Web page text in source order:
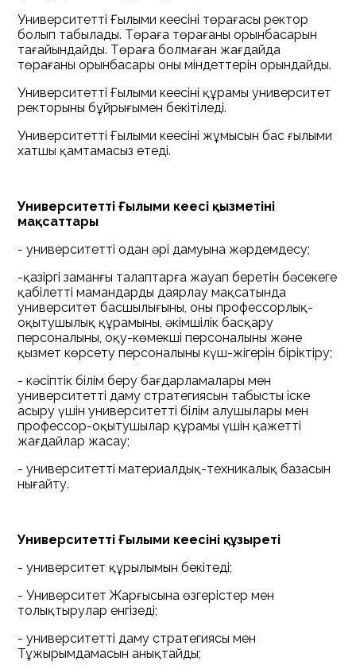
Университеттің Ғылыми кеңесінің төрағасы ректор
болып табылады. Төраға төрағаның орынбасарын
тағайындайды. Төраға болмаған жағдайда
төрағаның орынбасары оның міндеттерін орындайды.
Университеттің Ғылыми кеңесінің құрамы университет
ректорының бұйрығымен бекітіледі.
Университеттің Ғылыми кеңесінің жұмысын бас ғылыми
хатшы қамтамасыз етеді.
Университеттің Ғылыми кеңесі қызметінің
мақсаттары
- университеттің одан әрі дамуына жәрдемдесу;
-қазіргі заманғы талаптарға жауап беретін бәсекеге
қабілетті мамандарды даярлау мақсатында
университет басшылығының, оның профессорлық-
оқытушылық құрамының, әкімшілік басқару
персоналының, оқу-көмекші персоналының және
қызмет көрсету персоналының күш-жігерін біріктіру;
- кәсіптік білім беру бағдарламалары мен
университеттің даму стратегиясын табысты іске
асыру үшін университеттің білім алушылары мен
профессор-оқытушылар құрамы үшін қажетті
жағдайлар жасау;
- университеттің материалдық-техникалық базасын
нығайту.
Университеттің Ғылыми кеңесінің құзыреті
- университет құрылымын бекітеді;
- Университет Жарғысына өзгерістер мен
толықтырулар енгізеді;
- университеттің даму стратегиясы мен
Тұжырымдамасын анықтайды;